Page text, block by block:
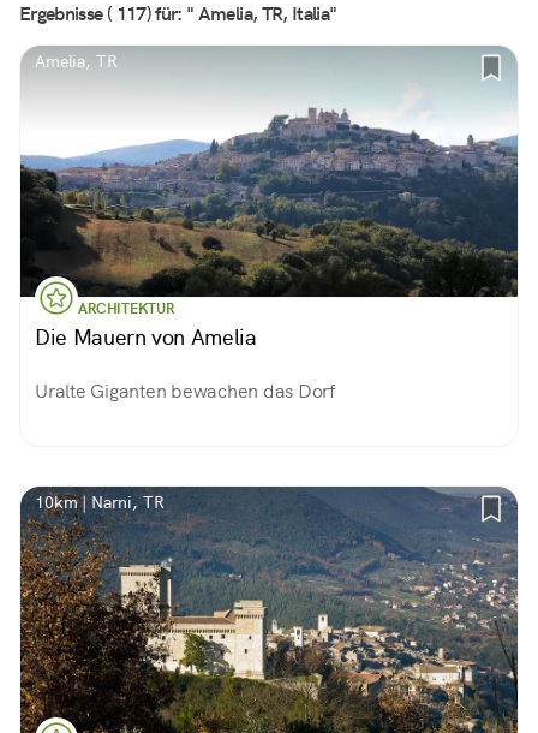
Ergebnisse ( 117) für: " Amelia, TR, Italia"
Amelia, TR
ARCHITEKTUR
Die Mauern von Amelia
Uralte Giganten bewachen das Dorf
10km | Narni, TR